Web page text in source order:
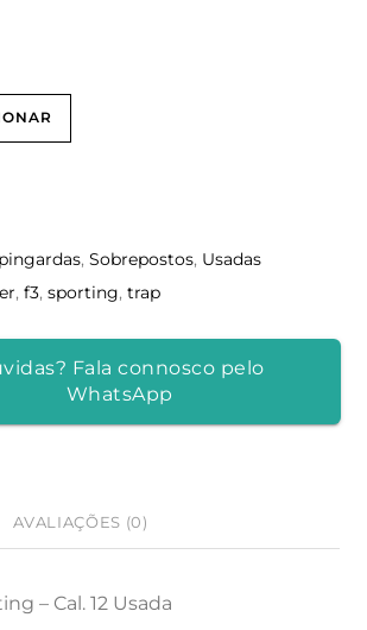
,Sobrepostos, Usadas
,f3,sporting,trap
Fala connosco pelo
WhatsApp
AVALIAÇÕES (0)
– Cal. 12 Usada